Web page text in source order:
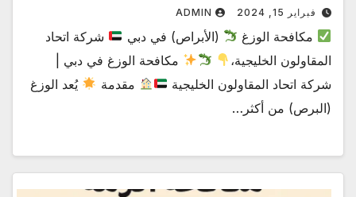
فبراير 15, 2024 ADMIN
مكافحة الوزغ (الأبراص) في دبي
شركة اتحاد
المقاولون الخليجية،
مكافحة الوزغ في دبي |
شركة اتحاد المقاولون الخليجية
مقدمة
يُعد الوزغ
(البرص) من أكثر…